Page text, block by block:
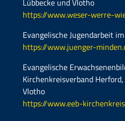
Lübbecke und Vlotho
https://www.weser-werre-
Evangelische Jugendarbeit
https://www.juenger-
Evangelische
Kirchenkreisverband
Vlotho
https://www.eeb-